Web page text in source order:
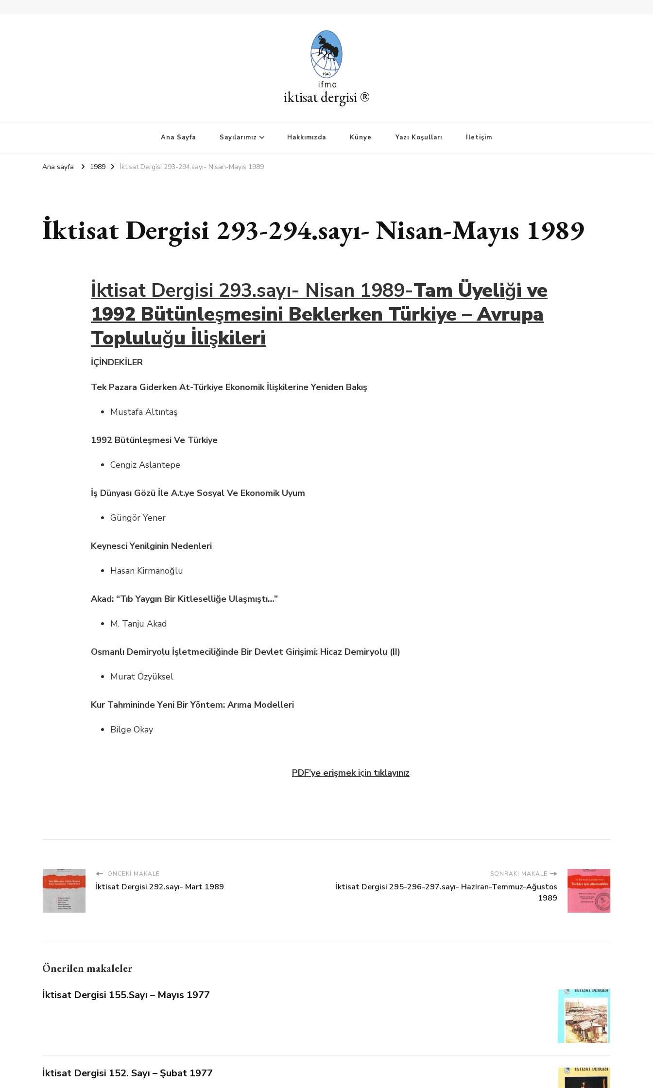
iktisat dergisi ®
Ana Sayfa Sayılarımız Hakkımızda Künye Yazı Koşulları İletişim
Ana sayfa 1989 İktisat Dergisi 293-294.sayı- Nisan-Mayıs 1989
İktisat Dergisi 293-294.sayı- Nisan-Mayıs 1989
İktisat Dergisi 293.sayı- Nisan 1989-Tam Üyeliği ve
1992 Bütünleşmesini Beklerken Türkiye – Avrupa
Topluluğu İlişkileri
İÇİNDEKİLER
Tek Pazara Giderken At-Türkiye Ekonomik İlişkilerine Yeniden Bakış
Mustafa Altıntaş
1992 Bütünleşmesi Ve Türkiye
Cengiz Aslantepe
İş Dünyası Gözü İle A.t.ye Sosyal Ve Ekonomik Uyum
Güngör Yener
Keynesci Yenilginin Nedenleri
Hasan Kirmanoğlu
Akad: “Tıb Yaygın Bir Kitleselliğe Ulaşmıştı…”
M. Tanju Akad
Osmanlı Demiryolu İşletmeciliğinde Bir Devlet Girişimi: Hicaz Demiryolu (II)
Murat Özyüksel
Kur Tahmininde Yeni Bir Yöntem: Arıma Modelleri
Bilge Okay
PDF’ye erişmek için tıklayınız
ÖNCEKI MAKALE
İktisat Dergisi 292.sayı- Mart 1989
SONRAKI MAKALE
İktisat Dergisi 295-296-297.sayı- Haziran-Temmuz-Ağustos
1989
Önerilen makaleler
İktisat Dergisi 155.Sayı – Mayıs 1977
İktisat Dergisi 152. Sayı – Şubat 1977